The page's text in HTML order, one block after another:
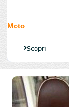
Moto
Scopri